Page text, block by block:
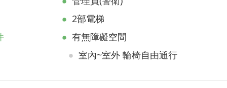
2部電梯
有無障礙空間
室內~室外 輪椅自由通行